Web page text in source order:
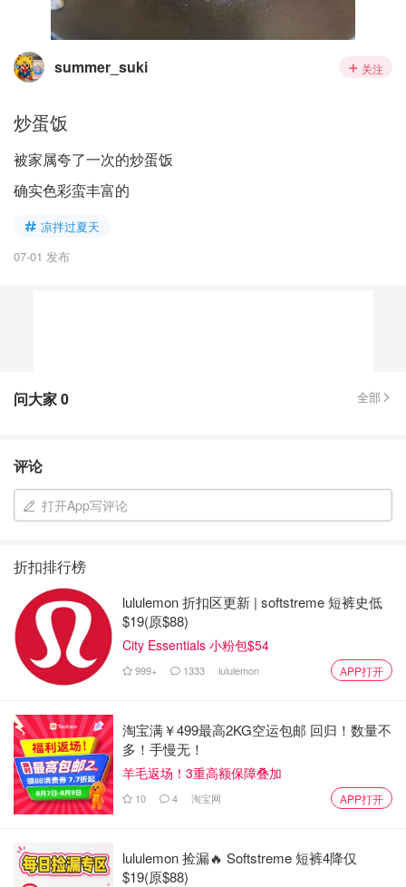
summer_suki 关注
炒蛋饭
被家属夸了一次的炒蛋饭
确实色彩蛮丰富的
凉拌过夏天
07-01 发布
问大家0 全部
评论
打开App写评论
折扣排行榜
lululemon 折扣区更新 | softstreme 短裤史低
$19(原$88)
City Essentials 小粉包$54
999+ 1333 lululemon APP打开
淘宝满￥499最高2KG空运包邮 回归！数量不
多！手慢无！
羊毛返场！3重高额保障叠加
10 4 淘宝网 APP打开
lululemon 捡漏🔥 Softstreme 短裤4降仅
$19(原$88)